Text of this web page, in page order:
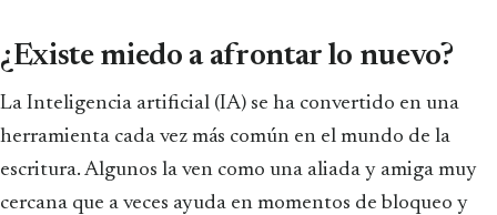
¿Existe miedo a afrontar lo nuevo?
La Inteligencia artificial (IA) se ha convertido en una
herramienta cada vez más común en el mundo de la
escritura. Algunos la ven como una aliada y amiga muy
cercana que a veces ayuda en momentos de bloqueo y